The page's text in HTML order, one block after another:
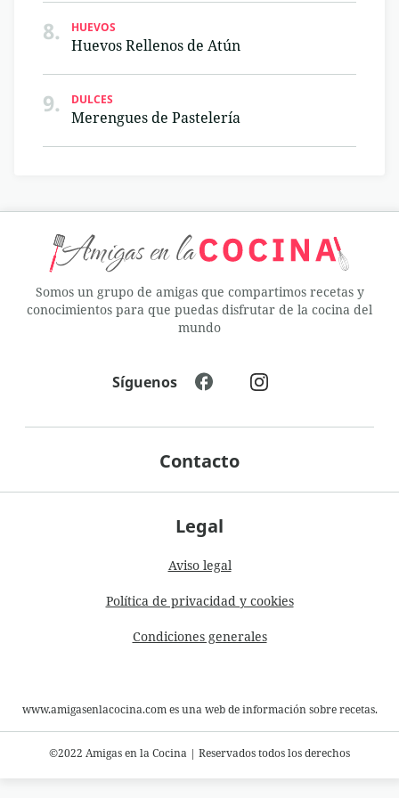
8. HUEVOS
Huevos Rellenos de Atún
9. DULCES
Merengues de Pastelería
Somos un grupo de amigas que compartimos recetas y
conocimientos para que puedas disfrutar de la cocina del
mundo
Legal
Aviso legal
Política de privacidad y cookies
Condiciones generales
Contacto
Síguenos
www.amigasenlacocina.com es una web de información sobre recetas.
©2022 Amigas en la Cocina | Reservados todos los derechos